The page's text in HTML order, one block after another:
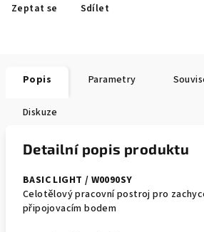
Zeptat se Sdílet
Popis Parametry
Diskuze
Detailní popis produktu
BASIC LIGHT / W0090SY
Celotělový pracovní postroj pro
připojovacím bodem